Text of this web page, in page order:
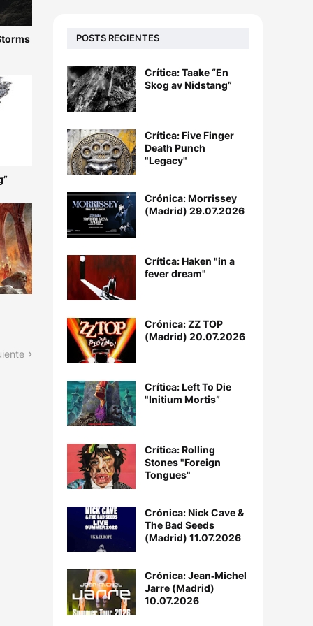
POSTS RECIENTES
Crítica: Taake “En
Skog av Nidstang”
Crítica: Five Finger
Death Punch
"Legacy"
Crónica: Morrissey
(Madrid) 29.07.2026
Crítica: Haken "in a
fever dream"
Crónica: ZZ TOP
(Madrid) 20.07.2026
Crítica: Left To Die
"Initium Mortis”
Crítica: Rolling
Stones "Foreign
Tongues"
Crónica: Nick Cave &
The Bad Seeds
(Madrid) 11.07.2026
Crónica: Jean‐Michel
Jarre (Madrid)
10.07.2026